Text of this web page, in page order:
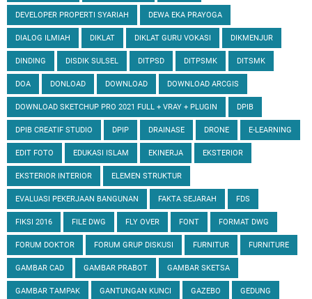
DEVELOPER PROPERTI SYARIAH DEWA EKA PRAYOGA
DIALOG ILMIAH DIKLAT DIKLAT GURU VOKASI DIKMENJUR
DINDING DISDIK SULSEL DITPSD DITPSMK DITSMK
DOA DONLOAD DOWNLOAD DOWNLOAD ARCGIS
DOWNLOAD SKETCHUP PRO 2021 FULL + VRAY + PLUGIN DPIB
DPIB CREATIF STUDIO DPIP DRAINASE DRONE E-LEARNING
EDIT FOTO EDUKASI ISLAM EKINERJA EKSTERIOR
EKSTERIOR INTERIOR ELEMEN STRUKTUR
EVALUASI PEKERJAAN BANGUNAN FAKTA SEJARAH FDS
FIKSI 2016 FILE DWG FLY OVER FONT FORMAT DWG
FORUM DOKTOR FORUM GRUP DISKUSI FURNITUR FURNITURE
GAMBAR CAD GAMBAR PRABOT GAMBAR SKETSA
GAMBAR TAMPAK GANTUNGAN KUNCI GAZEBO GEDUNG